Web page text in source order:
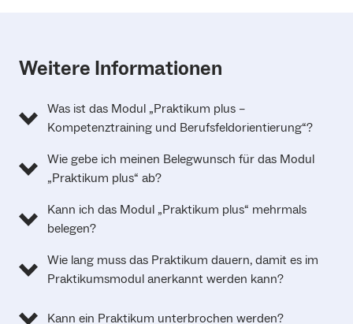
Weitere Informationen
Was ist das Modul „Praktikum plus –
Kompetenztraining und Berufsfeldorientierung“?
Wie gebe ich meinen Belegwunsch für das Modul
„Praktikum plus“ ab?
Kann ich das Modul „Praktikum plus“ mehrmals
belegen?
Wie lang muss das Praktikum dauern, damit es im
Praktikumsmodul anerkannt werden kann?
Kann ein Praktikum unterbrochen werden?